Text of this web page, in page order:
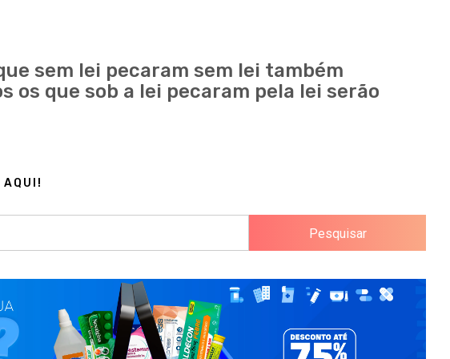
sem lei pecaram sem lei também
os que sob a lei pecaram pela lei serão
AQUI!